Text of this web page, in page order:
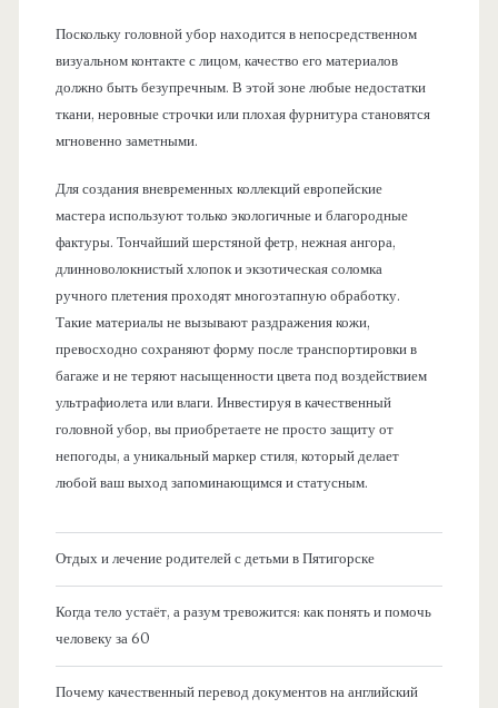
Поскольку головной убор находится в непосредственном
визуальном контакте с лицом, качество его материалов
должно быть безупречным. В этой зоне любые недостатки
ткани, неровные строчки или плохая фурнитура становятся
мгновенно заметными.
Для создания вневременных коллекций европейские
мастера используют только экологичные и благородные
фактуры. Тончайший шерстяной фетр, нежная ангора,
длинноволокнистый хлопок и экзотическая соломка
ручного плетения проходят многоэтапную обработку.
Такие материалы не вызывают раздражения кожи,
превосходно сохраняют форму после транспортировки в
багаже и не теряют насыщенности цвета под воздействием
ультрафиолета или влаги. Инвестируя в качественный
головной убор, вы приобретаете не просто защиту от
непогоды, а уникальный маркер стиля, который делает
любой ваш выход запоминающимся и статусным.
Отдых и лечение родителей с детьми в Пятигорске
Когда тело устаёт, а разум тревожится: как понять и помочь
человеку за 60
Почему качественный перевод документов на английский